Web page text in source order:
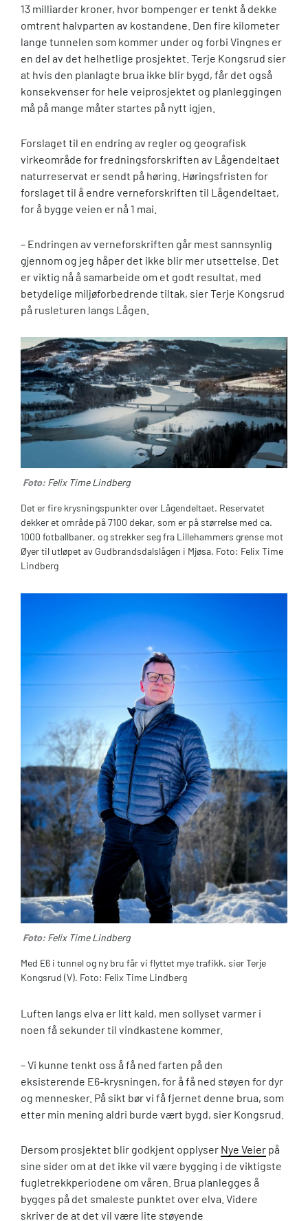
13 milliarder kroner, hvor bompenger er tenkt å dekke
omtrent halvparten av kostandene. Den fire kilometer
lange tunnelen som kommer under og forbi Vingnes er
en del av det helhetlige prosjektet. Terje Kongsrud sier
at hvis den planlagte brua ikke blir bygd, får det også
konsekvenser for hele veiprosjektet og planleggingen
må på mange måter startes på nytt igjen.
Forslaget til en endring av regler og geografisk
virkeområde for fredningsforskriften av Lågendeltaet
naturreservat er sendt på høring. Høringsfristen for
forslaget til å endre verneforskriften til Lågendeltaet,
for å bygge veien er nå 1 mai.
– Endringen av verneforskriften går mest sannsynlig
gjennom og jeg håper det ikke blir mer utsettelse. Det
er viktig nå å samarbeide om et godt resultat, med
betydelige miljøforbedrende tiltak, sier Terje Kongsrud
på rusleturen langs Lågen.
Foto: Felix Time Lindberg
Det er fire krysningspunkter over Lågendeltaet. Reservatet
dekker et område på 7100 dekar, som er på størrelse med ca.
1000 fotballbaner, og strekker seg fra Lillehammers grense mot
Øyer til utløpet av Gudbrandsdalslågen i Mjøsa. Foto: Felix Time
Lindberg
Foto: Felix Time Lindberg
Med E6 i tunnel og ny bru får vi flyttet mye trafikk. sier Terje
Kongsrud (V). Foto: Felix Time Lindberg
Luften langs elva er litt kald, men sollyset varmer i
noen få sekunder til vindkastene kommer.
– Vi kunne tenkt oss å få ned farten på den
eksisterende E6-krysningen, for å få ned støyen for dyr
og mennesker. På sikt bør vi få fjernet denne brua, som
etter min mening aldri burde vært bygd, sier Kongsrud.
Dersom prosjektet blir godkjent opplyser Nye Veier på
sine sider om at det ikke vil være bygging i de viktigste
fugletrekkperiodene om våren. Brua planlegges å
bygges på det smaleste punktet over elva. Videre
skriver de at det vil være lite støyende